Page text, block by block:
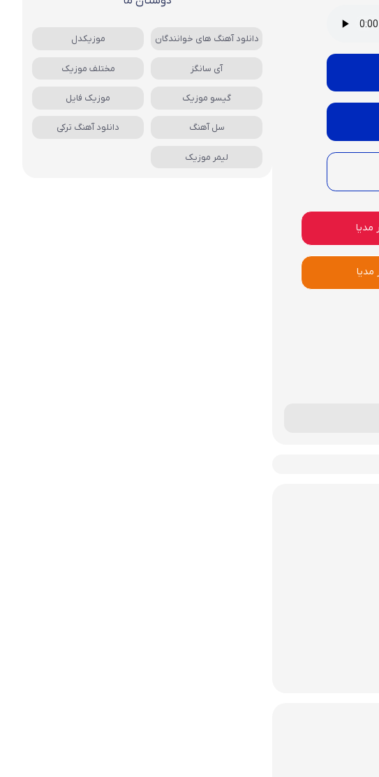
مدیا
مدیا
دانلود آهنگ های خوانندگان موزیکدل
آی سانگز مختلف موزیک
گیسو موزیک موزیک فایل
سل آهنگ دانلود آهنگ ترکی
لیمر موزیک